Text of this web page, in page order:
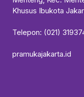
Khusus Ibukota
Telepon: (021)
pramukajakarta.id